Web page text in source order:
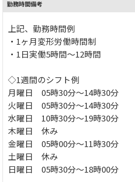
勤務時間備考
上記、勤務時間例
・1ヶ月変形労働時間制
・1日実働5時間～12時間
◇1週間のシフト例
月曜日 05時30分～14時30分
火曜日 05時30分～14時30分
水曜日 10時30分～19時30分
木曜日 休み
金曜日 05時00分～11時30分
土曜日 休み
日曜日 05時30分～18時00分